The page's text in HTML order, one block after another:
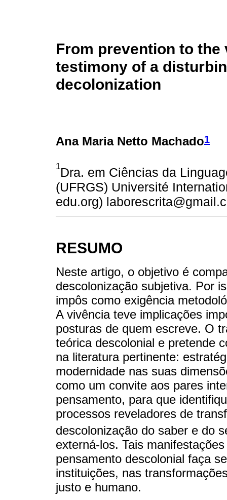
From prevention to
testimony of a
decolonization
Ana Maria Netto Machado1
1Dra. em Ciências da
(UFRGS) Université
edu.org)
RESUMO
Neste artigo, o objetivo é
descolonização subjetiva. Por
impôs como exigência
A vivência teve implicações
posturas de quem escreve. O
teórica descolonial e pretende
na literatura pertinente:
modernidade nas suas
como um convite aos pares
pensamento, para que
processos reveladores de
descolonização do saber e do
externá-los. Tais
pensamento descolonial faça
instituições, nas
justo e humano.